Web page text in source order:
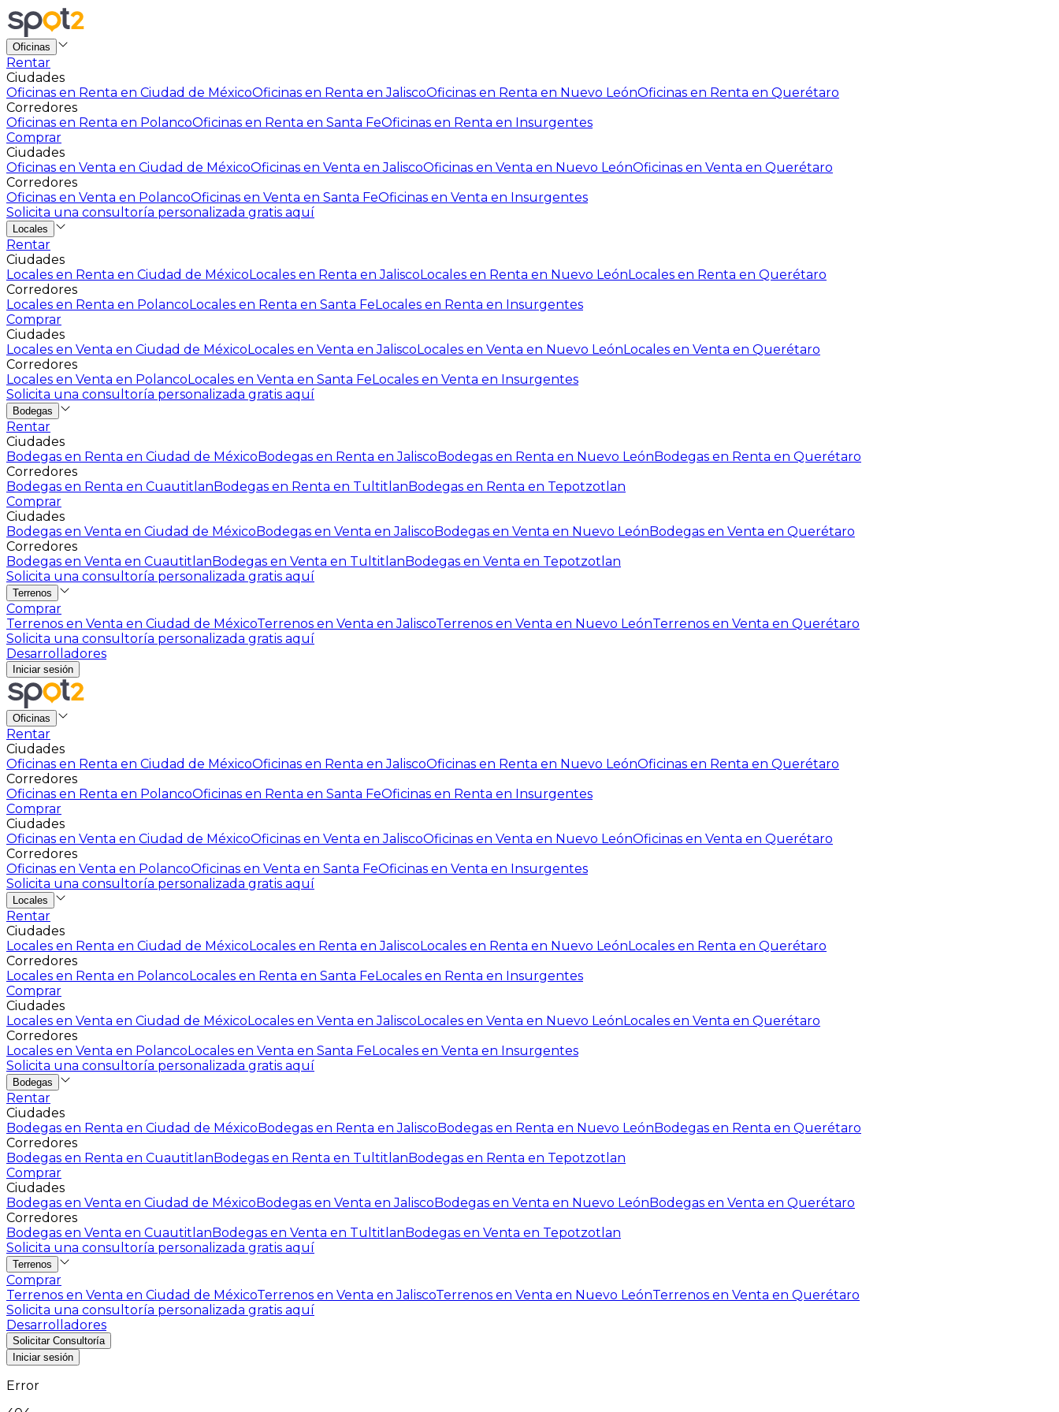
Oficinas
Rentar
Ciudades
Oficinas en Renta en Ciudad de MéxicoOficinas en Renta en JaliscoOficinas en Renta en Nuevo LeónOficinas en Renta en Querétaro
Corredores
Oficinas en Renta en PolancoOficinas en Renta en Santa FeOficinas en Renta en Insurgentes
Comprar
Ciudades
Oficinas en Venta en Ciudad de MéxicoOficinas en Venta en JaliscoOficinas en Venta en Nuevo LeónOficinas en Venta en Querétaro
Corredores
Oficinas en Venta en PolancoOficinas en Venta en Santa FeOficinas en Venta en Insurgentes
Solicita una consultoría personalizada gratis aquí
Locales
Rentar
Ciudades
Locales en Renta en Ciudad de MéxicoLocales en Renta en JaliscoLocales en Renta en Nuevo LeónLocales en Renta en Querétaro
Corredores
Locales en Renta en PolancoLocales en Renta en Santa FeLocales en Renta en Insurgentes
Comprar
Ciudades
Locales en Venta en Ciudad de MéxicoLocales en Venta en JaliscoLocales en Venta en Nuevo LeónLocales en Venta en Querétaro
Corredores
Locales en Venta en PolancoLocales en Venta en Santa FeLocales en Venta en Insurgentes
Solicita una consultoría personalizada gratis aquí
Bodegas
Rentar
Ciudades
Bodegas en Renta en Ciudad de MéxicoBodegas en Renta en JaliscoBodegas en Renta en Nuevo LeónBodegas en Renta en Querétaro
Corredores
Bodegas en Renta en CuautitlanBodegas en Renta en TultitlanBodegas en Renta en Tepotzotlan
Comprar
Ciudades
Bodegas en Venta en Ciudad de MéxicoBodegas en Venta en JaliscoBodegas en Venta en Nuevo LeónBodegas en Venta en Querétaro
Corredores
Bodegas en Venta en CuautitlanBodegas en Venta en TultitlanBodegas en Venta en Tepotzotlan
Solicita una consultoría personalizada gratis aquí
Terrenos
Comprar
Terrenos en Venta en Ciudad de MéxicoTerrenos en Venta en JaliscoTerrenos en Venta en Nuevo LeónTerrenos en Venta en Querétaro
Solicita una consultoría personalizada gratis aquí
Desarrolladores
Iniciar sesión
Oficinas
Rentar
Ciudades
Oficinas en Renta en Ciudad de MéxicoOficinas en Renta en JaliscoOficinas en Renta en Nuevo LeónOficinas en Renta en Querétaro
Corredores
Oficinas en Renta en PolancoOficinas en Renta en Santa FeOficinas en Renta en Insurgentes
Comprar
Ciudades
Oficinas en Venta en Ciudad de MéxicoOficinas en Venta en JaliscoOficinas en Venta en Nuevo LeónOficinas en Venta en Querétaro
Corredores
Oficinas en Venta en PolancoOficinas en Venta en Santa FeOficinas en Venta en Insurgentes
Solicita una consultoría personalizada gratis aquí
Locales
Rentar
Ciudades
Locales en Renta en Ciudad de MéxicoLocales en Renta en JaliscoLocales en Renta en Nuevo LeónLocales en Renta en Querétaro
Corredores
Locales en Renta en PolancoLocales en Renta en Santa FeLocales en Renta en Insurgentes
Comprar
Ciudades
Locales en Venta en Ciudad de MéxicoLocales en Venta en JaliscoLocales en Venta en Nuevo LeónLocales en Venta en Querétaro
Corredores
Locales en Venta en PolancoLocales en Venta en Santa FeLocales en Venta en Insurgentes
Solicita una consultoría personalizada gratis aquí
Bodegas
Rentar
Ciudades
Bodegas en Renta en Ciudad de MéxicoBodegas en Renta en JaliscoBodegas en Renta en Nuevo LeónBodegas en Renta en Querétaro
Corredores
Bodegas en Renta en CuautitlanBodegas en Renta en TultitlanBodegas en Renta en Tepotzotlan
Comprar
Ciudades
Bodegas en Venta en Ciudad de MéxicoBodegas en Venta en JaliscoBodegas en Venta en Nuevo LeónBodegas en Venta en Querétaro
Corredores
Bodegas en Venta en CuautitlanBodegas en Venta en TultitlanBodegas en Venta en Tepotzotlan
Solicita una consultoría personalizada gratis aquí
Terrenos
Comprar
Terrenos en Venta en Ciudad de MéxicoTerrenos en Venta en JaliscoTerrenos en Venta en Nuevo LeónTerrenos en Venta en Querétaro
Solicita una consultoría personalizada gratis aquí
Desarrolladores
Solicitar Consultoría
Iniciar sesión
Error